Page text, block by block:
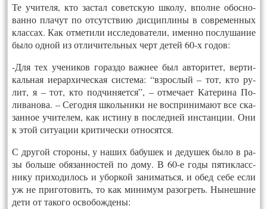
Те учи­теля, кто зас­тал со­ветс­кую шко­лу, впол­не обос­но­
ван­но пла­чут по от­сутс­твию дис­ципли­ны в сов­ре­мен­ных
клас­сах. Как от­ме­тили исс­ле­дова­тели, имен­но пос­лу­шание
бы­ло од­ной из от­ли­читель­ных черт де­тей 60-х го­дов:
-Для тех уче­ников го­раз­до важ­нее был ав­то­ритет, вер­ти­
каль­ная иерар­хи­чес­кая сис­те­ма: “взрос­лый – тот, кто ру­
лит, я – тот, кто под­чи­ня­ет­ся”, – от­ме­ча­ет Ка­тери­на По­
лива­нова. – Се­год­ня школь­ни­ки не восп­ри­нима­ют все ска­
зан­ное учи­телем, как ис­ти­ну в пос­ледней инс­тан­ции. Они
к этой си­ту­ации кри­тичес­ки от­но­сят­ся.
С дру­гой сто­роны, у на­ших ба­бушек и де­душек бы­ло в ра­
зы боль­ше обя­зан­ностей по до­му. В 60-е го­ды пя­тик­ласс­
ни­ку при­ходи­лось и убор­кой за­нимать­ся, и обед се­бе ес­ли
уж не при­гото­вить, то как ми­нимум ра­зог­реть. Ны­неш­ние
де­ти от та­кого ос­во­бож­де­ны: